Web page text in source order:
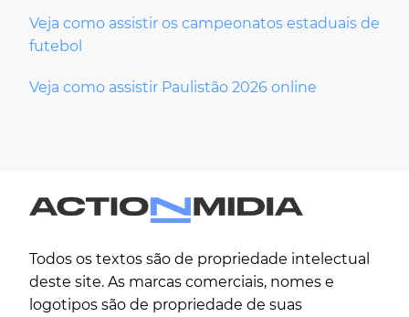
Veja como assistir os campeonatos estaduais de
futebol
Veja como assistir Paulistão 2026 online
Todos os textos são de propriedade intelectual
deste site. As marcas comerciais, nomes e
logotipos são de propriedade de suas